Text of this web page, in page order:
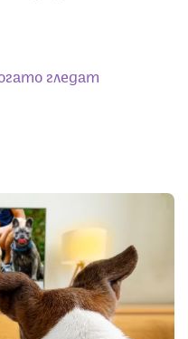
гледат